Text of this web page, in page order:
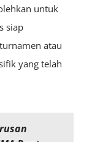
untuk
siap
atau
yang telah